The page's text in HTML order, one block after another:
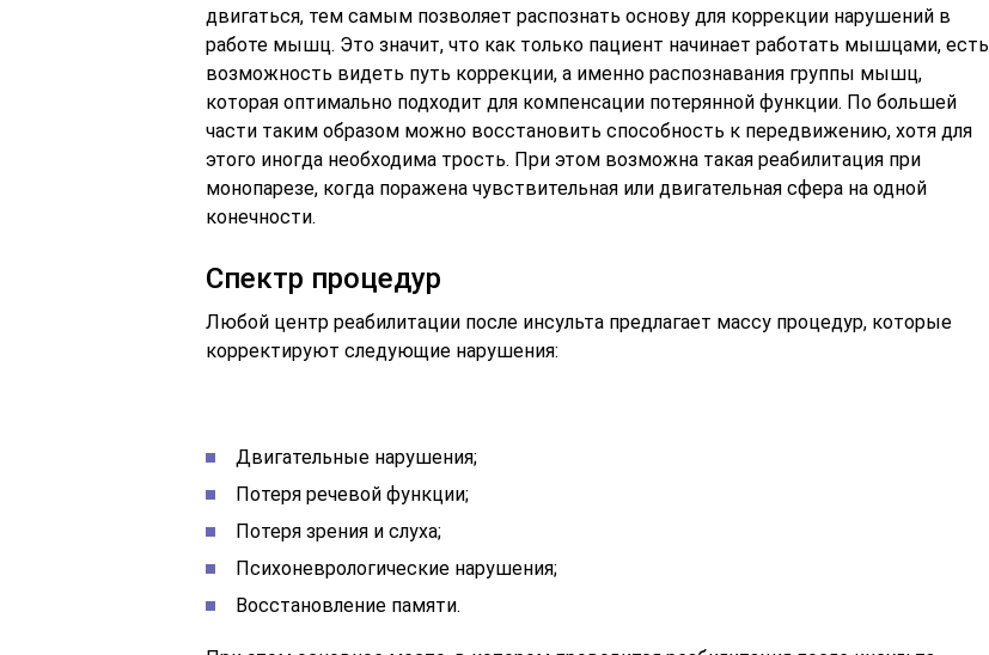
двигаться, тем самым позволяет распознать основу для коррекции нарушений в
работе мышц. Это значит, что как только пациент начинает работать мышцами, есть
возможность видеть путь коррекции, а именно распознавания группы мышц,
которая оптимально подходит для компенсации потерянной функции. По большей
части таким образом можно восстановить способность к передвижению, хотя для
этого иногда необходима трость. При этом возможна такая реабилитация при
монопарезе, когда поражена чувствительная или двигательная сфера на одной
конечности.
Спектр процедур
Любой центр реабилитации после инсульта предлагает массу процедур, которые
корректируют следующие нарушения:
Двигательные нарушения;
Потеря речевой функции;
Потеря зрения и слуха;
Психоневрологические нарушения;
Восстановление памяти.